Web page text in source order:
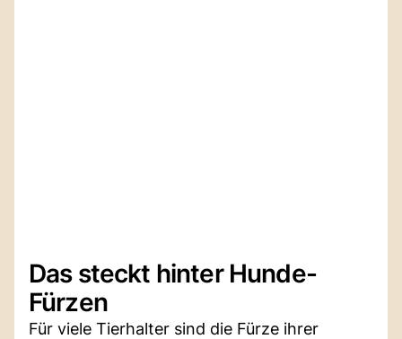
Das steckt hinter Hunde-
Fürzen
Für viele Tierhalter sind die Fürze ihrer